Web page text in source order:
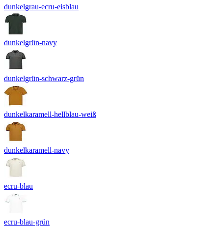
dunkelgrau-ecru-eisblau
dunkelgrün-navy
dunkelgrün-schwarz-grün
dunkelkaramell-hellblau-weiß
dunkelkaramell-navy
ecru-blau
ecru-blau-grün